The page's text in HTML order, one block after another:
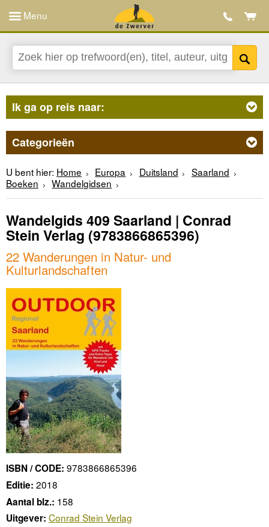
Menu
Ik ga op reis naar:
Categorieën
U bent hier: Home Europa Duitsland
Saarland
Boeken
Wandelgidsen
Wandelgids 409 Saarland | Conrad
Stein Verlag (9783866865396)
22 Wanderungen in Natur- und
Kulturlandschaften
ISBN / CODE: 9783866865396
Editie: 2018
Aantal blz.: 158
Uitgever: Conrad Stein Verlag